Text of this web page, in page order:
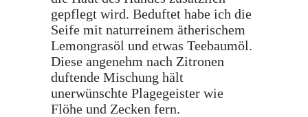
gepflegt wird. Beduftet habe ich die
Seife mit naturreinem ätherischem
Lemongrasöl und etwas Teebaumöl.
Diese angenehm nach Zitronen
duftende Mischung hält
unerwünschte Plagegeister wie
Flöhe und Zecken fern.